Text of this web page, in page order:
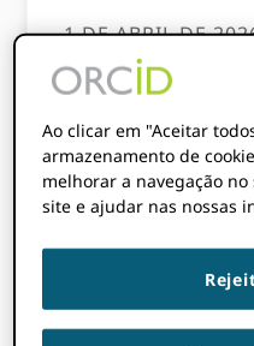
1 DE ABRIL DE
ORCID Relatório
Ao clicar em "Aceitar
armazenamento de
melhorar a navegação
site e ajudar nas nossas